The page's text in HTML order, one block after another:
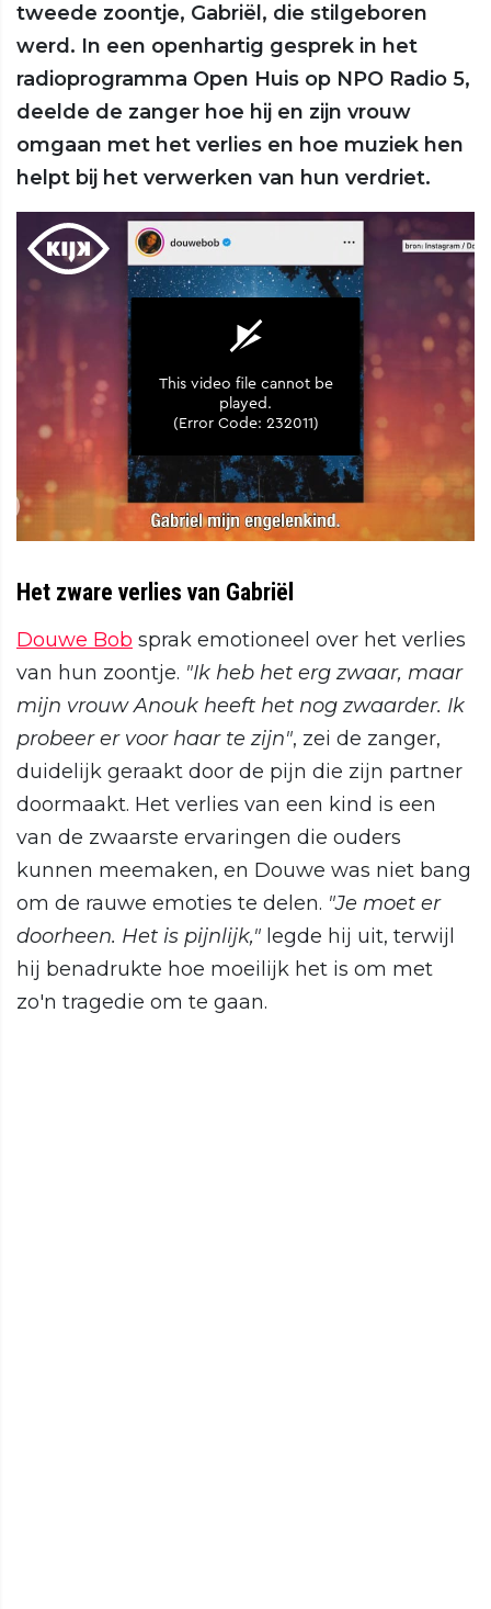
tweede zoontje, Gabriël, die stilgeboren
werd. In een openhartig gesprek in het
radioprogramma Open Huis op NPO Radio 5,
deelde de zanger hoe hij en zijn vrouw
omgaan met het verlies en hoe muziek hen
helpt bij het verwerken van hun verdriet.
Het zware verlies van Gabriël
Douwe Bob sprak emotioneel over het verlies
van hun zoontje. "Ik heb het erg zwaar, maar
mijn vrouw Anouk heeft het nog zwaarder. Ik
probeer er voor haar te zijn", zei de zanger,
duidelijk geraakt door de pijn die zijn partner
doormaakt. Het verlies van een kind is een
van de zwaarste ervaringen die ouders
kunnen meemaken, en Douwe was niet bang
om de rauwe emoties te delen. "Je moet er
doorheen. Het is pijnlijk," legde hij uit, terwijl
hij benadrukte hoe moeilijk het is om met
zo'n tragedie om te gaan.